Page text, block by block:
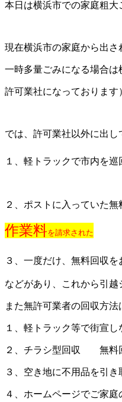
本日は横浜市での家庭粗
現在横浜市の家庭から出さ
一時多量ごみになる場合
許可業社になっておりま
では、許可業社以外に出し
１、軽トラックで市内を
２、ポストに入っていた
作業料を請求された
３、一度だけ、無料回収
などがあり、これから引越
また無許可業者の回収方法
１、軽トラック等で街宣し
２、チラシ型回収 無料
３、空き地に不用品を引
４、ホームページでご家